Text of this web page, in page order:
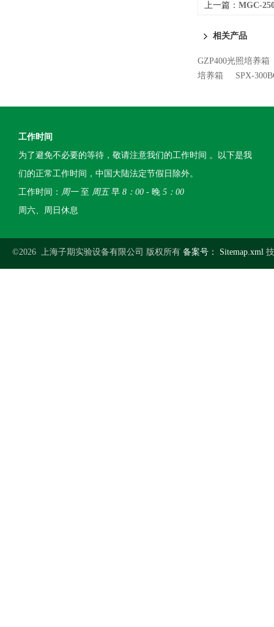
上一篇： MGC-
相关产品
GZP400光照培养箱
培养箱
SPX-
工作时间
为了避免不必要的等待，敬请注意我们的工作时间 。以下是我
们的正常工作时间，中国大陆法定节假日除外。
工作时间： 周一至 周五早 8：00 - 晚 5：00
周六、周日休息
©2026 上海子期实验设备有限公司 版权所有 备案号： Sitemap.xml